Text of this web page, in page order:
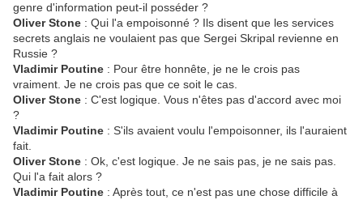
genre d'information peut-il posséder ?
Oliver Stone : Qui l'a empoisonné ? Ils disent que les services
secrets anglais ne voulaient pas que Sergei Skripal revienne en
Russie ?
Vladimir Poutine : Pour être honnête, je ne le crois pas
vraiment. Je ne crois pas que ce soit le cas.
Oliver Stone : C'est logique. Vous n'êtes pas d'accord avec moi
?
Vladimir Poutine : S'ils avaient voulu l'empoisonner, ils l'auraient
fait.
Oliver Stone : Ok, c'est logique. Je ne sais pas, je ne sais pas.
Qui l'a fait alors ?
Vladimir Poutine : Après tout, ce n'est pas une chose difficile à